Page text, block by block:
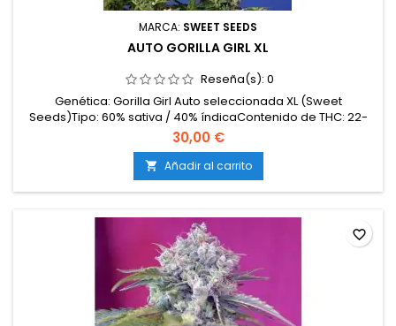
MARCA: SWEET SEEDS
AUTO GORILLA GIRL XL
Reseña(s): 0
Genética: Gorilla Girl Auto seleccionada XL (Sweet
Seeds)Tipo: 60% sativa / 40% índicaContenido de THC: 22-
25%Ciclo completo: 9 semanas desde la
germinaciónProducción en interior: 450-600
g/m²Producción en exterior: hasta 200 g/plantaAltura: 90-120
cm en interior; hasta 150 cm en exteriorAromas y
sabores: Intensos y complejos...
30,00 €
 Añadir al carrito
favorite_border